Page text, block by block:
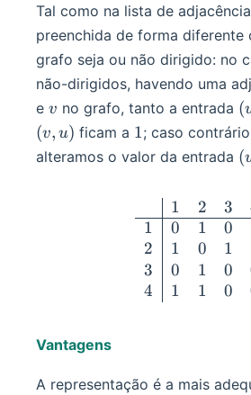
Tal como na lista de
preenchida de forma diferente
grafo seja ou não dirigido: no
não-dirigidos, havendo uma
e v
v no grafo, tanto a entrada
v)
(
(v, u) ficam a 1
1; caso
alteramos o valor da entrada (
1
2
3
4
1
0
1
0
1
2
1
0
1
1
3
0
1
0
0
Vantagens
A representação é a mais